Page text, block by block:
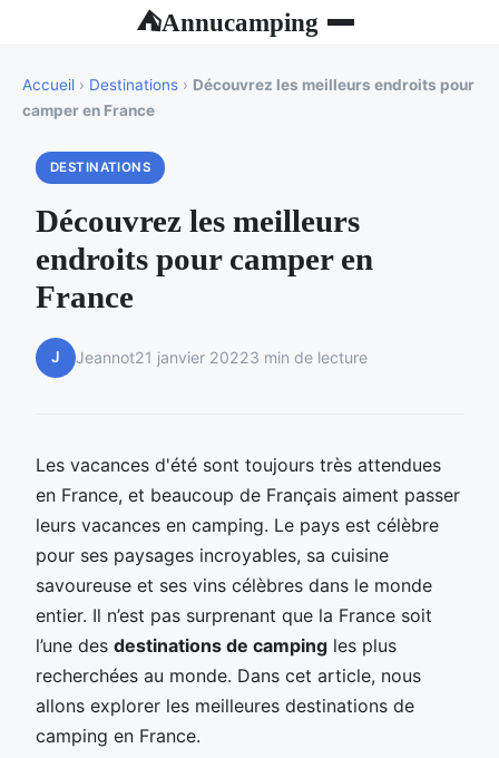
⛺Annucamping
Accueil › Destinations › Découvrez les meilleurs endroits pour
camper en France
DESTINATIONS
Découvrez les meilleurs
endroits pour camper en
France
J Jeannot21 janvier 20223 min de lecture
Les vacances d'été sont toujours très attendues
en France, et beaucoup de Français aiment passer
leurs vacances en camping. Le pays est célèbre
pour ses paysages incroyables, sa cuisine
savoureuse et ses vins célèbres dans le monde
entier. Il n’est pas surprenant que la France soit
l’une des destinations de camping les plus
recherchées au monde. Dans cet article, nous
allons explorer les meilleures destinations de
camping en France.